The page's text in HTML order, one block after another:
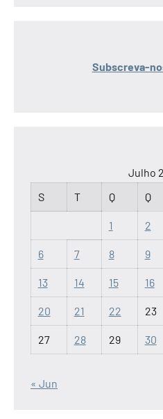
Subscreva-
Julho
S
T Q Q
1 2
6 7 8 9
13 14 15 16
20 21 22 23
27 28 29 30
« Jun